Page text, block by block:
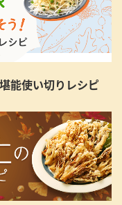
能使い切りレシピ